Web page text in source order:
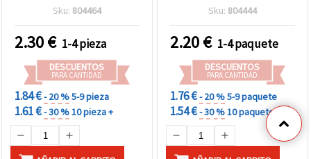
1 pieza
Sku: 804464
2.30€ 1-4 pieza
DESCUENTOS
PARA CANTIDAD
1.84 €- 20 %5-9 pieza
1.61 €- 30 %10 pieza +
Pack 5 uds para
Sku: 804444
2.20€ 1-4 paquete
DESCUENTOS
PARA CANTIDAD
1.76 €- 20 %5-9 paquete
1.54 €- 30 %10 paquete +